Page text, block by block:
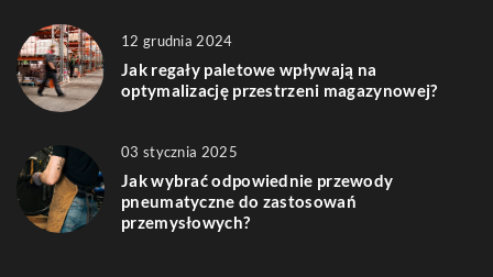
12 grudnia 2024
Jak regały paletowe wpływają na
optymalizację przestrzeni magazynowej?
03 stycznia 2025
Jak wybrać odpowiednie przewody
pneumatyczne do zastosowań
przemysłowych?